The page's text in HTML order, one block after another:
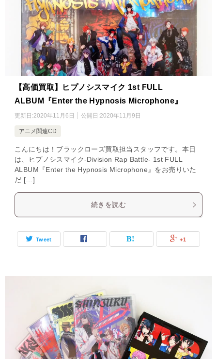
【高価買取】ヒプノシスマイク 1st FULL
ALBUM『Enter the Hypnosis Microphone』
更新日:2020年11月6日 公開日:2020年11月9日
アニメ関連CD
こんにちは！ブラックローズ買取担当スタッフです。本日
は、ヒプノシスマイク-Division Rap Battle- 1st FULL
ALBUM『Enter the Hypnosis Microphone』をお売りいた
だ […]
続きを読む
Tweet +1